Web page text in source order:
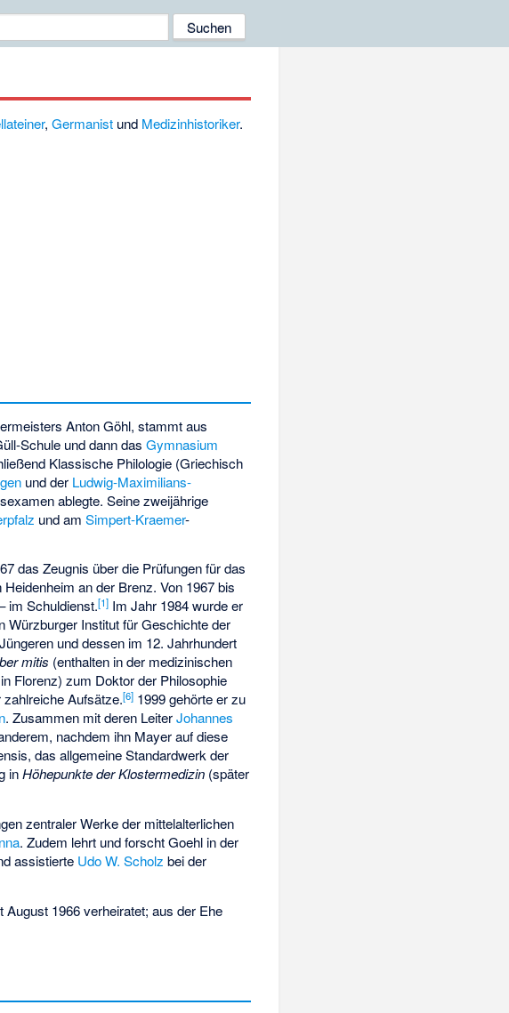
,Germanist und Medizinhistoriker.
Anton Göhl, stammt aus
Schule und dann dasGymnasium
Klassische Philologie (Griechisch
und der Ludwig-Maximilians-
ablegte. Seine zweijährige
und amSimpert-Kraemer-
das Zeugnis über die Prüfungen für das
an der Brenz. Von 1967 bis
im Schuldienst.[1] Im Jahr 1984 wurde er
Würzburger Institut für Geschichte der
und dessen im 12. Jahrhundert
mitis (enthalten in der medizinischen
Florenz) zum Doktor der Philosophie
Aufsätze.[6] 1999 gehörte er zu
. Zusammen mit deren LeiterJohannes
nachdem ihn Mayer auf diese
das allgemeine Standardwerk der
inHöhepunkte der Klostermedizin (später
zentraler Werke der mittelalterlichen
. Zudem lehrt und forscht Goehl in der
assistierte Udo W. Scholz bei der
1966 verheiratet; aus der Ehe